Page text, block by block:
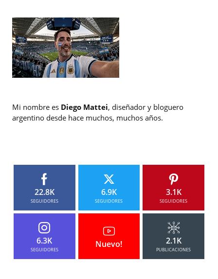
Mi nombre es Diego Mattei, diseñador y bloguero
argentino desde hace muchos, muchos años.
22.8K
SEGUIDORES
6.9K
SEGUIDORES
3.1K
SEGUIDORES
6.3K
SEGUIDORES
Nuevo! 2.1K
PUBLICACIONES